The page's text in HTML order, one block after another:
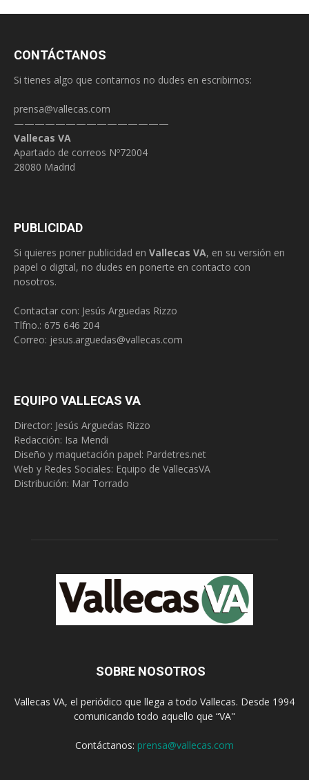
CONTÁCTANOS
Si tienes algo que contarnos no dudes en escribirnos:
prensa@vallecas.com
———————————————
Vallecas VA
Apartado de correos Nº72004
28080 Madrid
PUBLICIDAD
Si quieres poner publicidad en Vallecas VA, en su versión en
papel o digital, no dudes en ponerte en contacto con
nosotros.
Contactar con: Jesús Arguedas Rizzo
Tlfno.: 675 646 204
Correo: jesus.arguedas@vallecas.com
EQUIPO VALLECAS VA
Director: Jesús Arguedas Rizzo
Redacción: Isa Mendi
Diseño y maquetación papel: Pardetres.net
Web y Redes Sociales: Equipo de VallecasVA
Distribución: Mar Torrado
SOBRE NOSOTROS
Vallecas VA, el periódico que llega a todo Vallecas. Desde 1994
comunicando todo aquello que “VA"
Contáctanos: prensa@vallecas.com